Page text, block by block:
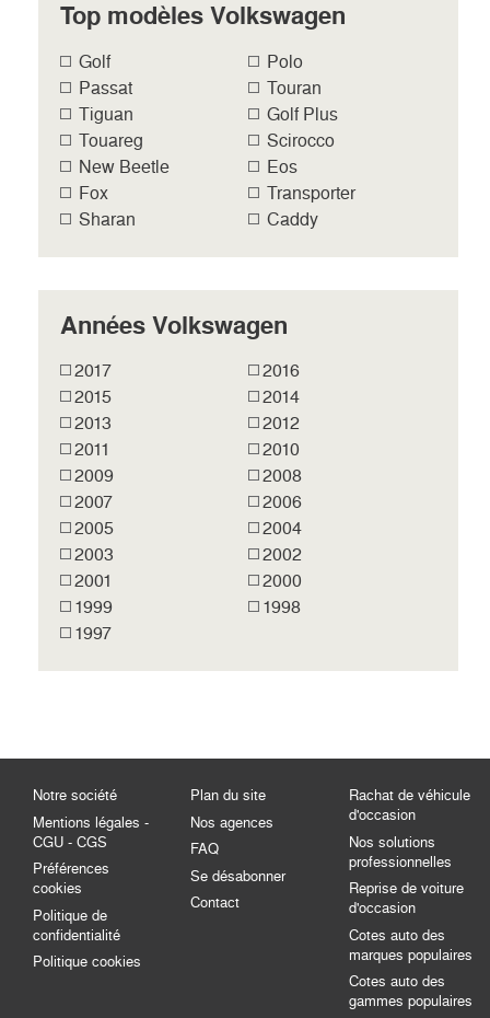
Top modèles Volkswagen
Golf
Polo
Passat
Touran
Tiguan
Golf Plus
Touareg
Scirocco
New Beetle
Eos
Fox
Transporter
Sharan
Caddy
Années Volkswagen
2017
2016
2015
2014
2013
2012
2011
2010
2009
2008
2007
2006
2005
2004
2003
2002
2001
2000
1999
1998
1997
Notre société
Mentions légales -
CGU - CGS
Préférences
cookies
Politique de
confidentialité
Politique cookies
Plan du site
Nos agences
FAQ
Se désabonner
Contact
Rachat de véhicule
d'occasion
Nos solutions
professionnelles
Reprise de voiture
d'occasion
Cotes auto des
marques populaires
Cotes auto des
gammes populaires